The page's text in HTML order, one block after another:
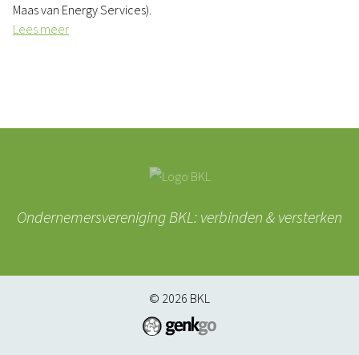
Maas van Energy Services).
Lees meer
Ondernemersvereniging BKL: verbinden & versterken
© 2026 BKL